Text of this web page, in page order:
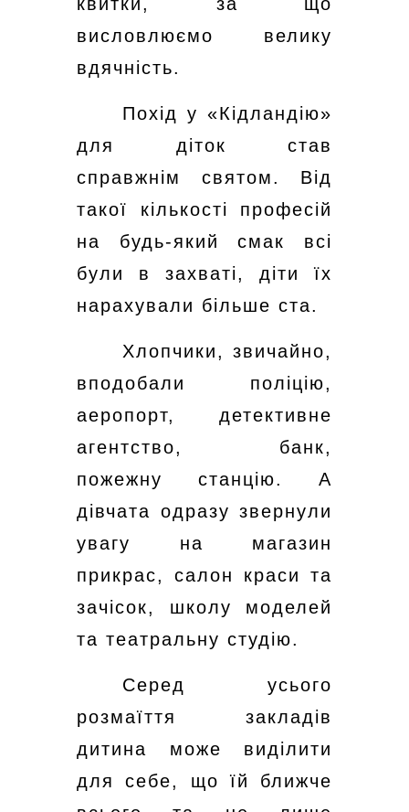
висловлюємо велику
вдячність.
Похід у «Кідландію»
для діток став
справжнім святом. Від
такої кількості професій
на будь-який смак всі
були в захваті, діти їх
нарахували більше ста.
Хлопчики, звичайно,
вподобали поліцію,
аеропорт, детективне
агентство, банк,
пожежну станцію. А
дівчата одразу звернули
увагу на магазин
прикрас, салон краси та
зачісок, школу моделей
та театральну студію.
Серед усього
розмаїття закладів
дитина може виділити
для себе, що їй ближче